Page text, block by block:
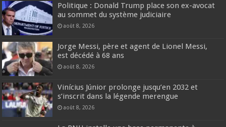
Politique : Donald Trump place son ex-avocat
au sommet du système judiciaire
août 8, 2026
Jorge Messi, père et agent de Lionel Messi,
est décédé à 68 ans
août 8, 2026
Vinícius Júnior prolonge jusqu’en 2032 et
s’inscrit dans la légende merengue
août 8, 2026